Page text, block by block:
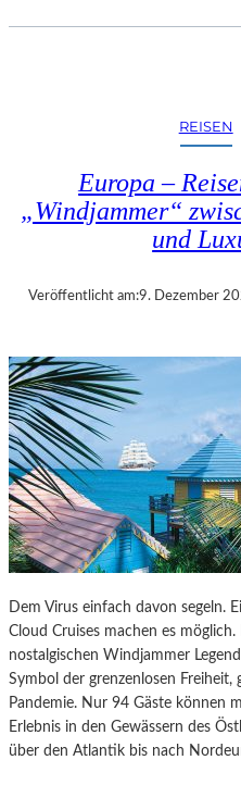
REISEN
Europa –
„Windjammer“
und
Veröffentlicht am:9. Dezember
Dem Virus einfach davon segeln.
Cloud Cruises machen es
nostalgischen Windjammer
Symbol der grenzenlosen Freiheit,
Pandemie. Nur 94 Gäste können
Erlebnis in den Gewässern des
über den Atlantik bis nach